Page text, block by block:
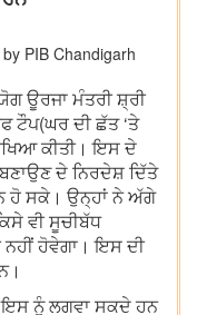
by PIB Chandigarh
ਊਰਜਾ ਮੰਤਰੀ ਸ਼੍ਰੀ
ਟੌਪ(ਘਰ ਦੀ ਛੱਤ ‘ਤੇ
ਕੀਤੀ। ਇਸ ਦੇ
ਦੇ ਨਿਰਦੇਸ਼ ਦਿੱਤੇ
ਹੋ ਸਕੇ। ਉਨ੍ਹਾਂ ਨੇ ਅੱਗੇ
ਵੀ ਸੂਚੀਬੱਧ
ਨਹੀਂ ਹੋਵੇਗਾ। ਇਸ ਦੀ
ਇਸ ਨੂੰ ਲਗਵਾ ਸਕਦੇ ਹਨ